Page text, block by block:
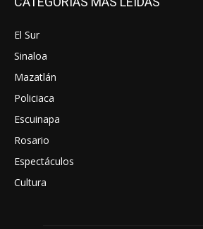
El Sur
Sinaloa
Mazatlán
Policiaca
Escuinapa
Rosario
Espectáculos
Cultura